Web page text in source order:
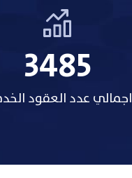
3485
اجمالي عدد العقود